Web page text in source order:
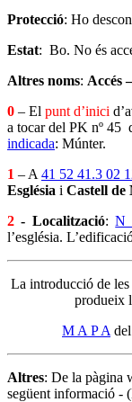
Protecció: Ho
Estat: Bo. No és
Altres noms: Accés
0 – El punt d’inici
a tocar del PK nº 45
indicada: Múnter.
1 – A 41 52 41.3 02
Església i Castell de
2 - Localització:N
l’església.
La introducció de les
produeix
M A P A
Altres: De la pàgina
següent informació -